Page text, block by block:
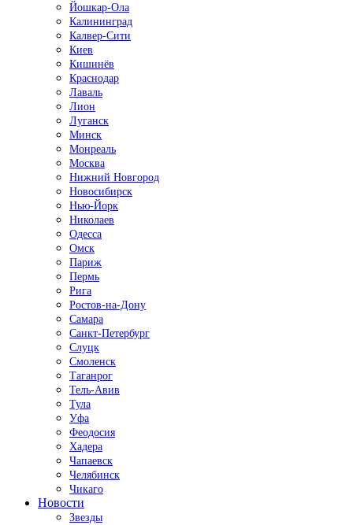
Йошкар-Ола
Калининград
Калвер-Сити
Киев
Кишинёв
Краснодар
Лаваль
Лион
Луганск
Минск
Монреаль
Москва
Нижний Новгород
Новосибирск
Нью-Йорк
Николаев
Одесса
Омск
Париж
Пермь
Рига
Ростов-на-Дону
Самара
Санкт-Петербург
Слуцк
Смоленск
Таганрог
Тель-Авив
Тула
Уфа
Феодосия
Хадера
Чапаевск
Челябинск
Чикаго
Новости
Звезды